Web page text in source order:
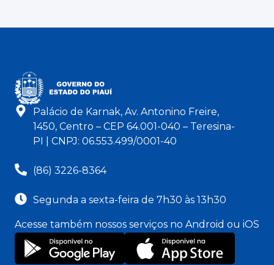
Palácio de Karnak, Av. Antonino Freire,
1450, Centro – CEP 64.001-040 – Teresina-
PI | CNPJ: 06.553.499/0001-40
(86) 3226-8364
Segunda a sexta-feira de 7h30 às 13h30
Acesse também nossos serviços no Android ou iOS